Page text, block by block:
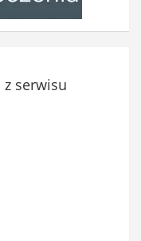
z serwisu